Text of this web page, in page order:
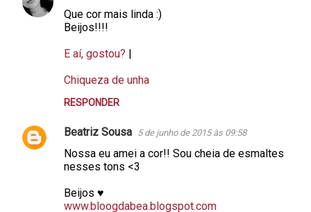
Que cor mais linda :)
Beijos!!!!
E aí, gostou? |
Chiqueza de unha
RESPONDER
Beatriz Sousa 5 de junho de 2015 às 09:58
Nossa eu amei a cor!! Sou cheia de esmaltes
nesses tons <3
Beijos ♥
www.bloogdabea.blogspot.com